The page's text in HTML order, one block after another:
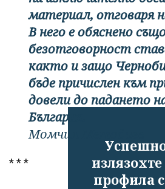
излязохте
профила
материал, отговаря
В него е обяснено
безотговорност
както и защо
бъде причислен към
довели до падането
България.
Момчил Методиев
* * *